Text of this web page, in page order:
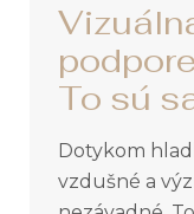
To sú
Dotykom
vzdušné a